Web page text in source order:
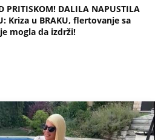
PRITISKOM! DALILA NAPUSTILA
Kriza u BRAKU, flertovanje sa
mogla da izdrži!